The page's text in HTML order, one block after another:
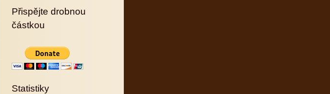
Přispějte drobnou
částkou
Statistiky